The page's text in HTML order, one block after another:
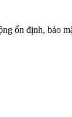
ổn định, bảo